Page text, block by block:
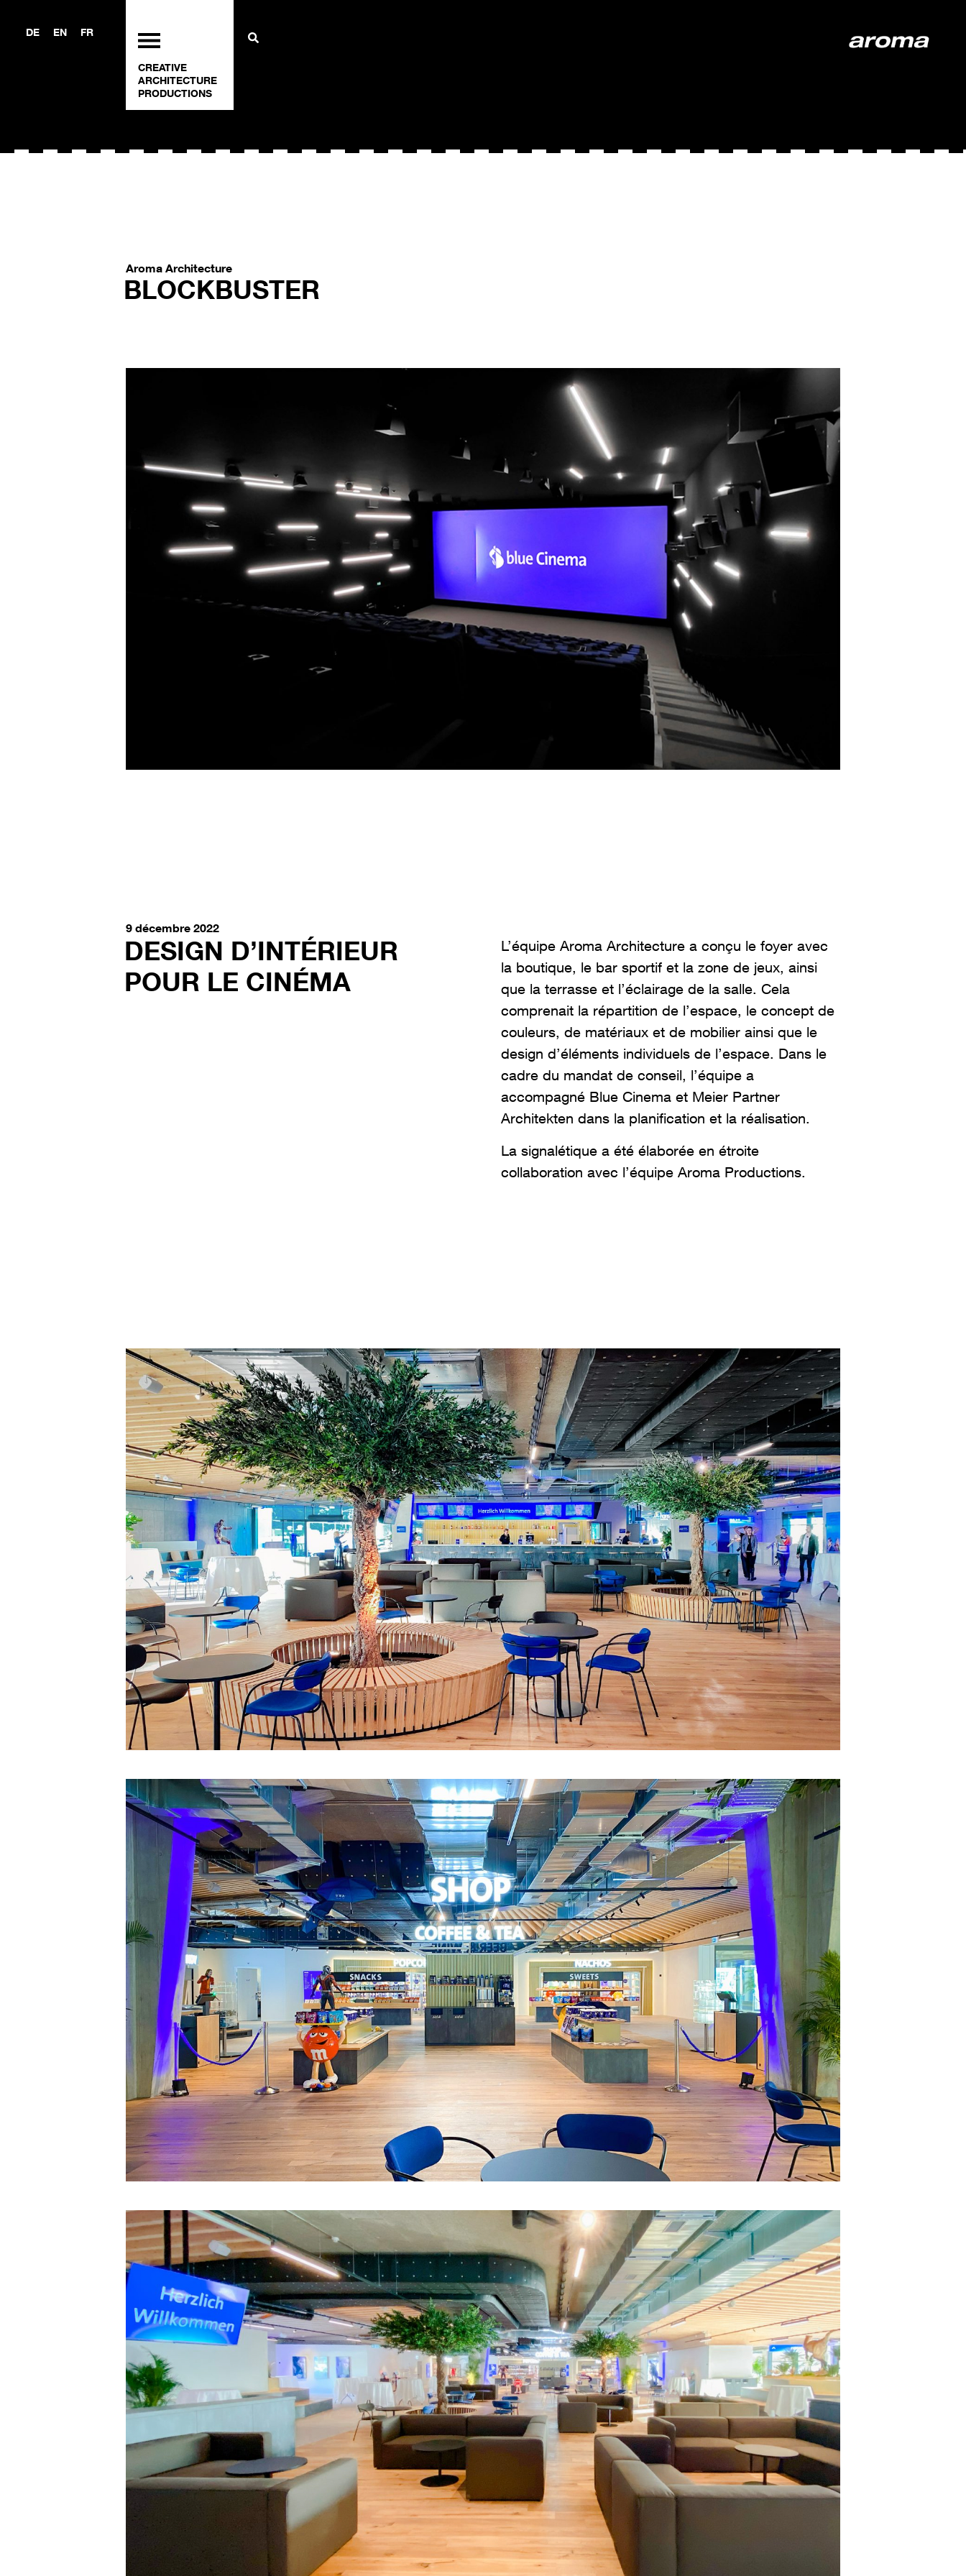
DE EN FR
CREATIVE
ARCHITECTURE
PRODUCTIONS
Aroma Architecture
BLOCKBUSTER
9 décembre 2022
DESIGN D’INTÉRIEUR
POUR LE CINÉMA
L’équipe Aroma Architecture a conçu le foyer avec
la boutique, le bar sportif et la zone de jeux, ainsi
que la terrasse et l’éclairage de la salle. Cela
comprenait la répartition de l’espace, le concept de
couleurs, de matériaux et de mobilier ainsi que le
design d’éléments individuels de l’espace. Dans le
cadre du mandat de conseil, l’équipe a
accompagné Blue Cinema et Meier Partner
Architekten dans la planification et la réalisation.
La signalétique a été élaborée en étroite
collaboration avec l’équipe Aroma Productions.